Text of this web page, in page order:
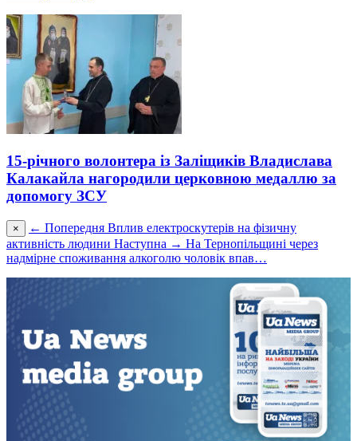
15-річного волонтера із Заліщиків Владислава
Калакайла нагородили церковною медаллю за
допомогу ЗСУ
× ← Попередня Вплив електроскутерів на фізичну
активність людини Наступна → На Тернопільщині через
надмірне споживання алкоголю чоловік впав…